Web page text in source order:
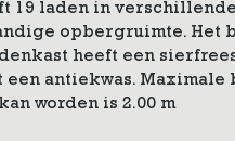
19 laden in
opbergruimte. Het
heeft een
een antiekwas. Maximale
worden is 2.00 m